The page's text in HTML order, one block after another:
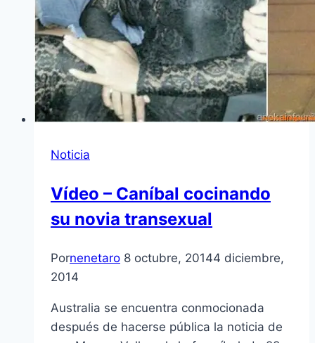
Noticia
Vídeo – Caníbal cocinando
su novia transexual
Pornenetaro 8 octubre, 20144 diciembre,
2014
Australia se encuentra conmocionada
después de hacerse pública la noticia de